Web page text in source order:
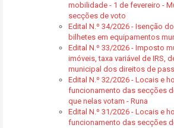
mobilidade - 1 de fevereiro -
secções de voto
Edital N.º 34/2026 - Isenção
bilhetes em equipamentos
Edital N.º 33/2026 - Imposto
imóveis, taxa variável de IRS,
municipal dos direitos de
Edital N.º 32/2026 - Locais e
funcionamento das secções
que nelas votam - Runa
Edital N.º 31/2026 - Locais e
funcionamento das secções